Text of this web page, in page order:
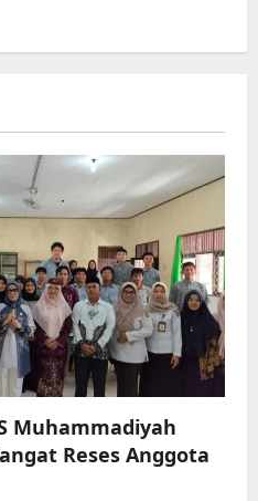
Muhammadiyah
Reses Anggota